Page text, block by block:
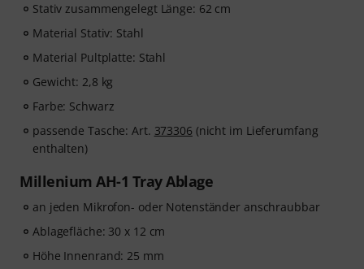
Stativ zusammengelegt Länge: 62 cm
Material Stativ: Stahl
Material Pultplatte: Stahl
Gewicht: 2,8 kg
Farbe: Schwarz
passende Tasche: Art. 373306 (nicht im Lieferumfang
enthalten)
Millenium AH-1 Tray Ablage
an jeden Mikrofon- oder Notenständer anschraubbar
Ablagefläche: 30 x 12 cm
Höhe Innenrand: 25 mm